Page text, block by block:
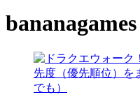
bananagames